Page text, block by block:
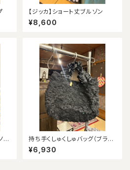
【ジッカ】ショート丈ブルゾン
¥8,600
ー
持ち手くしゅくしゅバッグ（ブラッ
ク）
¥6,930